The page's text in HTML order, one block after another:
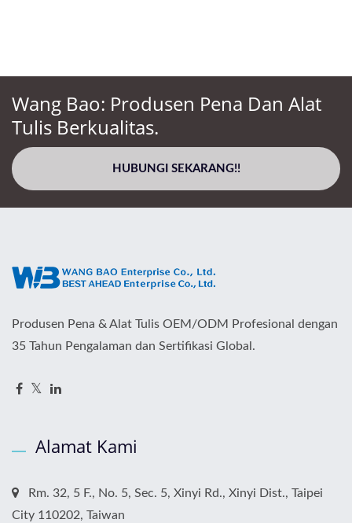
Wang Bao: Produsen Pena Dan Alat
Tulis Berkualitas.
HUBUNGI SEKARANG!!
Produsen Pena & Alat Tulis OEM/ODM Profesional dengan
35 Tahun Pengalaman dan Sertifikasi Global.
Alamat Kami
Rm. 32, 5 F., No. 5, Sec. 5, Xinyi Rd., Xinyi Dist., Taipei
City 110202, Taiwan